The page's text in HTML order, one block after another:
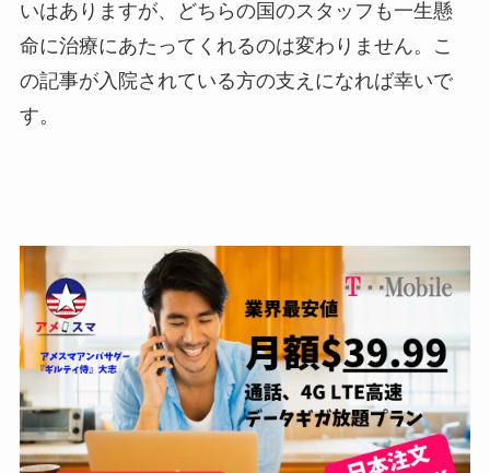
いはありますが、どちらの国のスタッフも一生懸
命に治療にあたってくれるのは変わりません。こ
の記事が入院されている方の支えになれば幸いで
す。